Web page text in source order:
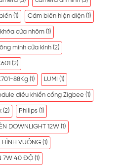
(1) Cảm biến hiện diện (1)
khóa cửa nhôm (1)
minh cửa kính (2)
(2)
88Kg (1) LUMI (1)
điều khiển cổng Zigbee (1)
(2) Philips (1)
DOWNLIGHT 12W (1)
HÌNH VUÔNG (1)
7W 40 ĐỘ (1)